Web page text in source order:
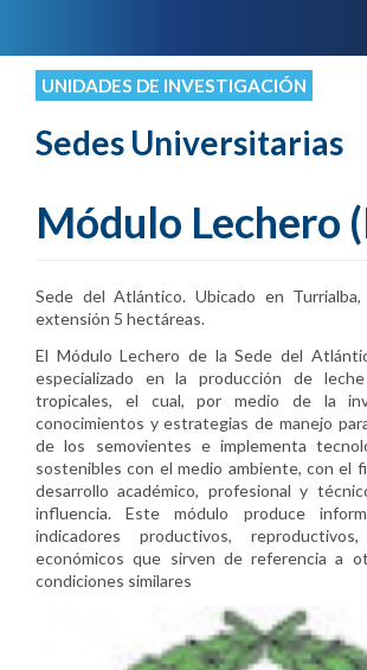
UNIDADES DE INVESTIGACIÓN
Sedes Universitarias
Módulo Lechero
Sede del Atlántico. Ubicado en
extensión 5 hectáreas.
El Módulo Lechero de la Sede del
especializado en la producción de
tropicales, el cual, por medio de la
conocimientos y estrategias de manejo
de los semovientes e implementa
sostenibles con el medio ambiente, con el
desarrollo académico, profesional y
influencia. Este módulo produce
indicadores productivos,
económicos que sirven de referencia a
condiciones similares